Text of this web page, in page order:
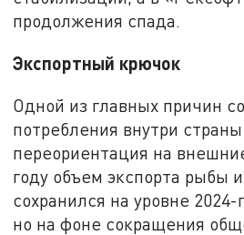
продолжения спада.
Экспортный крючок
Одной из главных причин
потребления внутри
переориентация на
году объем экспорта рыбы
сохранился на уровне 2024-
но на фоне сокращения